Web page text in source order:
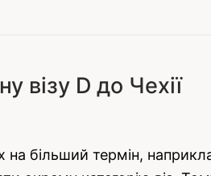
візу D до Чехії
більший термін,